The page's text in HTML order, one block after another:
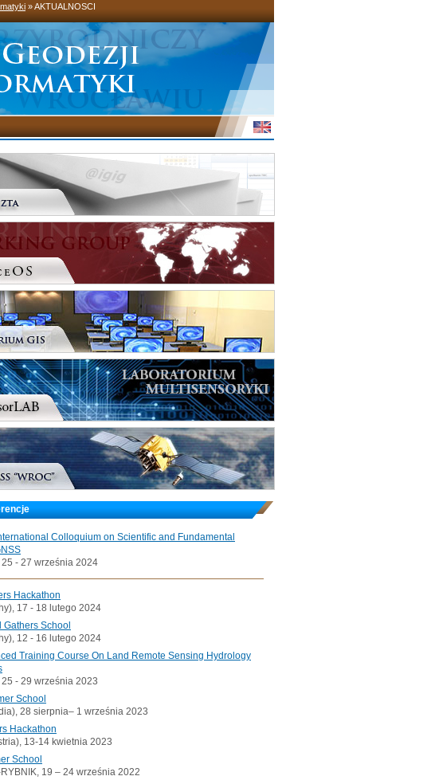
» AKTUALNOSCI
Colloquium on Scientific and Fundamental
25 - 27 września 2024
Hackathon
17 - 18 lutego 2024
Gathers School
12 - 16 lutego 2024
Training Course On Land Remote Sensing Hydrology
25 - 29 września 2023
School
28 sierpnia– 1 września 2023
Hackathon
13-14 kwietnia 2023
School
19 – 24 września 2022